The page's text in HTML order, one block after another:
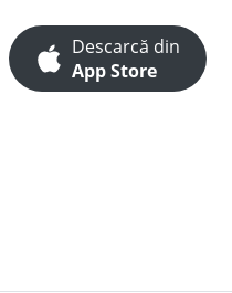
Descarcă din
App Store